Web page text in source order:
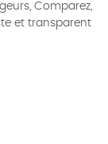
Comparez,
et transparent